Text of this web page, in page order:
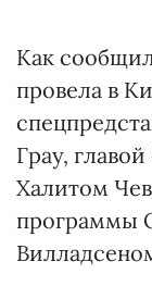
Как
провела в
Грау,
Халитом
программы